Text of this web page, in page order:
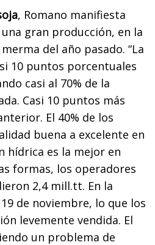
, Romano manifiesta
gran producción, en la
del año pasado. “La
10 puntos porcentuales
casi al 70% de la
Casi 10 puntos más
El 40% de los
buena a excelente en
hídrica es la mejor en
formas, los operadores
2,4 mill.tt. En la
de noviembre, lo que los
levemente vendida. El
un problema de